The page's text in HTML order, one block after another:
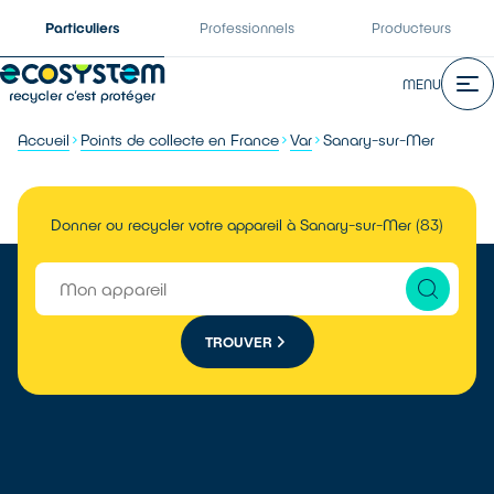
Particuliers Professionnels Producteurs
MENU
Accueil Points de collecte en France Var Sanary-sur-Mer
Donner ou recycler votre appareil à Sanary-sur-Mer (83)
TROUVER